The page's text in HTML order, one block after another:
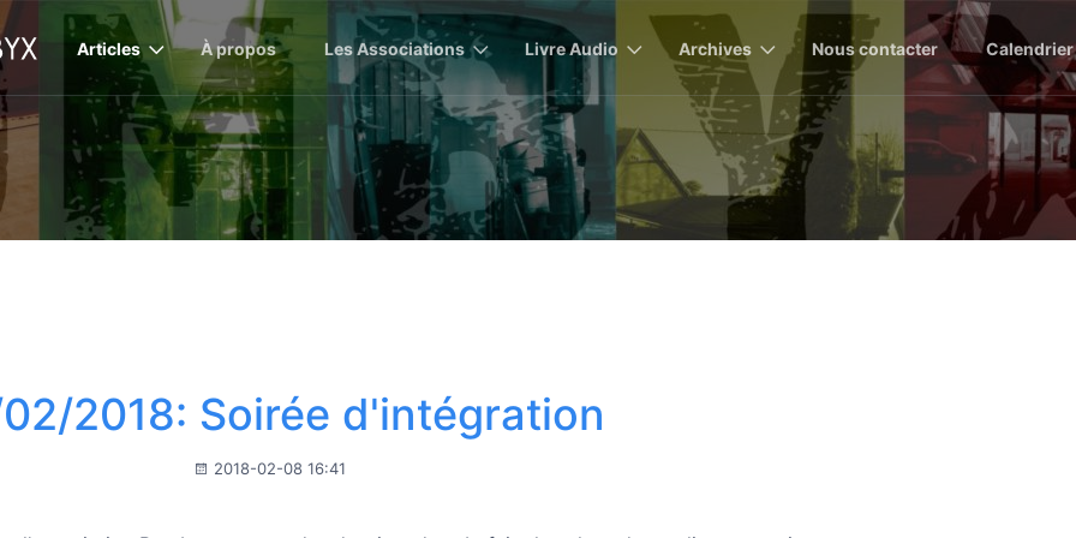
Articles À propos Les Associations Livre Audio Archives Nous contacter Calendrier
2018: Soirée d'intégration
2018-02-08 16:41